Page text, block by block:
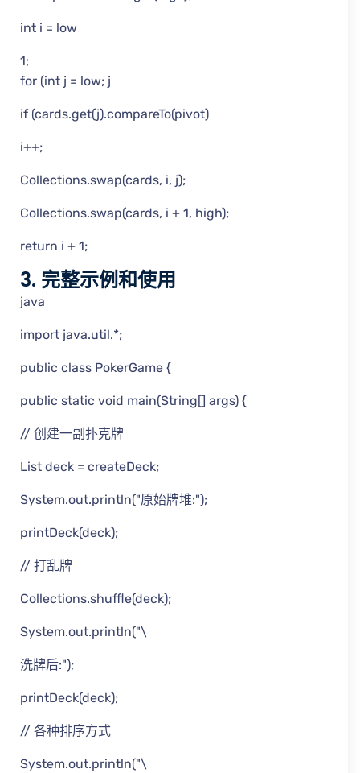
int i = low
1;
for (int j = low; j
if (cards.get(j).compareTo(pivot)
i++;
Collections.swap(cards, i, j);
Collections.swap(cards, i + 1, high);
return i + 1;
3. 完整示例和使用
java
import java.util.*;
public class PokerGame {
public static void main(String[] args) {
// 创建一副扑克牌
List deck = createDeck;
System.out.println("原始牌堆:");
printDeck(deck);
// 打乱牌
Collections.shuffle(deck);
System.out.println("\
洗牌后:");
printDeck(deck);
// 各种排序方式
System.out.println("\